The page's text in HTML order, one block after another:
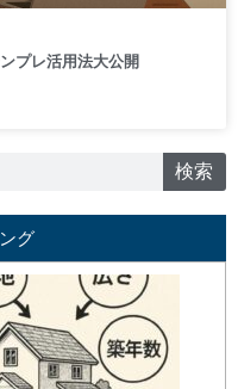
プレ活用法大公開
検索
グ